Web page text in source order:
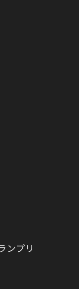
ンプリ